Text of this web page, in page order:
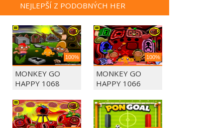
NEJLEPŠÍ Z PODOBNÝCH HER
100%
MONKEY GO
HAPPY 1068
100%
MONKEY GO
HAPPY 1066